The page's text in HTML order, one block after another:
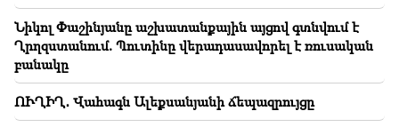
Նիկոլ Փաշինյանը աշխատանքային այցով գտնվում է
Ղրղզստանում. Պուտինը վերադասավորել է ռուսական
բանակը
ՈՒՂԻՂ․ Վահագն Ալեքսանյանի ճեպազրույցը